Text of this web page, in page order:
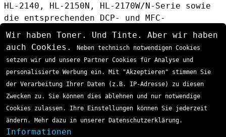
HL-2140, HL-2150N, HL-2170W/N-Serie sowie
die entsprechenden DCP- und MFC-
Multifunktionsgeräte entwickelt. Eine
vollständige Kompatibilitätsliste finden
Sie in der Druckerdokumentation.
Wie erkenne ich, dass der Toner fast leer
ist?
Die meisten Brother-Drucker zeigen eine
Warnung an, wenn der Tonerstand niedrig
ist. Zusätzlich können Sie die
Tonerfüllstandsanzeige in der
Wir haben Toner. Und Tinte. Aber wir haben
auch Cookies.
Neben technisch notwendigen Cookies
setzen wir und unsere Partner Cookies für Analyse und
personalisierte Werbung ein. Mit "Akzeptieren" stimmen Sie
der Verarbeitung Ihrer Daten (z.B. IP-Adresse) zu diesen
Zwecken zu. Sie können dies ablehnen und nur notwendige
Cookies zulassen. Ihre Einstellungen können Sie jederzeit
ändern. Mehr dazu in unserer Datenschutzerklärung.
Informationen